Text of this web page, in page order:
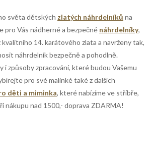
světa dětských zlatých náhrdelníků na
pro Vás nádherné a bezpečné náhrdelníky,
14. karátového zlata a navrženy tak,
náhrdelník bezpečně a pohodlně.
i způsoby zpracování, které budou Vašemu
pro své malinké také z dalších
děti a miminka, které nabízíme ve stříbře,
nákupu nad 1500,- doprava ZDARMA!